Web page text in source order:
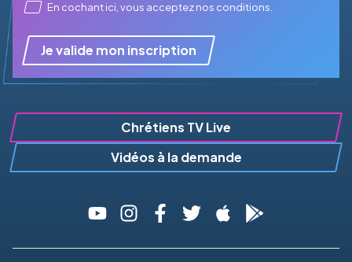
En cochant ici, vous accepteznos conditions
Je valide mon inscription
Chrétiens TV Live
Vidéos à la demande